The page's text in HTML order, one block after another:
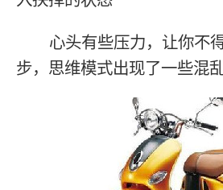
心头有些压力，让你不
步，思维模式出现了一些混